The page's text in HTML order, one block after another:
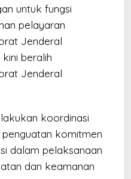
untuk fungsi
pelayaran
Jenderal
beralih
Jenderal
koordinasi
komitmen
dalam pelaksanaan
dan keamanan